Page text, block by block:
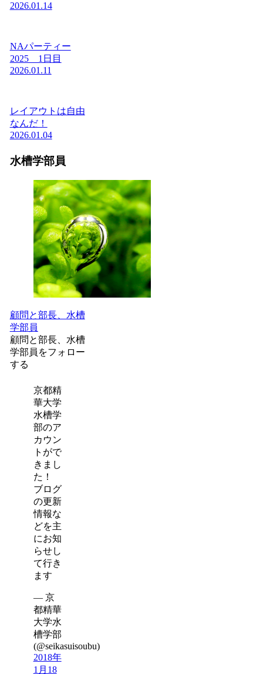
2026.01.14
NAパーティー
2025 1日目
2026.01.11
レイアウトは自由
なんだ！
2026.01.04
水槽学部員
顧問と部長、水槽
学部員
顧問と部長、水槽
学部員をフォロー
する
京都精
華大学
水槽学
部のア
カウン
トがで
きまし
た！
ブログ
の更新
情報な
どを主
にお知
らせし
て行き
ます
— 京
都精華
大学水
槽学部
(@seikasuisoubu)
2018年
1月18